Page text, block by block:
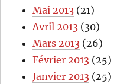
Mai 2013 (21)
Avril 2013 (30)
Mars 2013 (26)
Février 2013 (25)
Janvier 2013 (25)